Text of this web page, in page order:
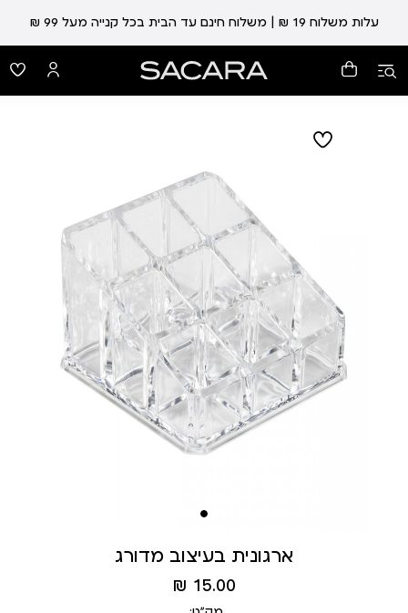
עלות משלוח 19 ₪ | משלוח חינם עד הבית בכל קנייה מעל 99 ₪
ארגונית בעיצוב מדורג
מחיר
מוצר
15.00 ₪